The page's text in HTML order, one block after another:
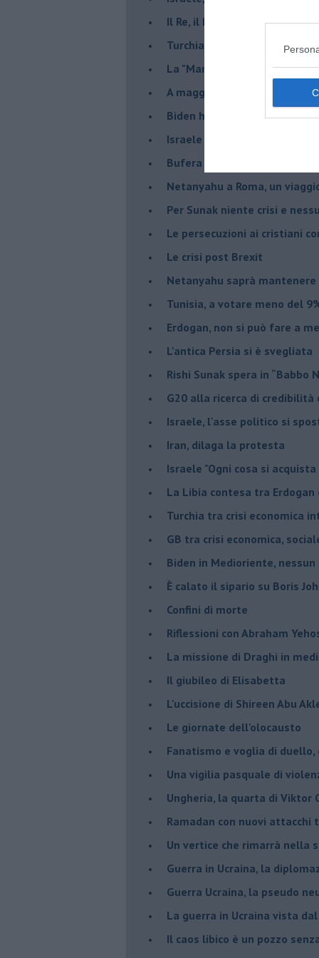
Il Re, il Primo Ministro, il
Turchia al voto, Erdogan in
La "Marcia dei vivi" per non
A maggio le urne
Biden ha fatto infuriare la
Israele rischia una guerra civile
Bufera sull'immigrazione
Netanyahu a Roma, un
Per Sunak niente crisi e
Le persecuzioni ai cristiani
Le crisi post Brexit
Netanyahu saprà mantenere
Tunisia, a votare meno del
Erdogan, non si può fare a
L'antica Persia si è svegliata
Rishi Sunak spera in “Babbo
G20 alla ricerca di
Israele, l'asse politico si
Iran, dilaga la protesta
Israele "Ogni cosa si
La Libia contesa tra Erdogan
Turchia tra crisi economica
GB tra crisi economica,
Biden in Medioriente, nessun
È calato il sipario su Boris
Confini di morte
Riflessioni con Abraham
La missione di Draghi in
Il giubileo di Elisabetta
L'uccisione di Shireen Abu
Le giornate dell'olocausto
Fanatismo e voglia di
Una vigilia pasquale di
Ungheria, la quarta di Viktor
Ramadan con nuovi attacchi
Un vertice che rimarrà nella
Guerra in Ucraina, la
Guerra Ucraina, la pseudo
La guerra in Ucraina vista
​Il caos libico è un pozzo